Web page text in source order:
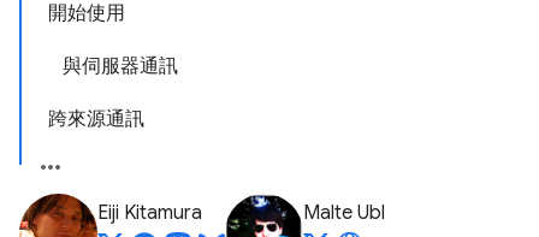
開始使用
與伺服器通訊
跨來源通訊
Eiji Kitamura Malte Ubl